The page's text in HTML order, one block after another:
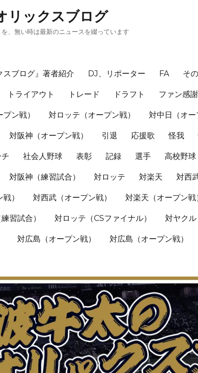
リックスブログ
、無い時は最新のニュースを綴っています
スブログ』著者紹介 DJ、リポーター FA そ
トライアウト トレード ドラフト ファン感
ン戦） 対ロッテ（オープン戦） 対中日（オー
対阪神（オープン戦） 引退 応援歌 怪我
社会人野球 表彰 記録 選手 高校野球
対阪神（練習試合） 対ロッテ 対楽天 対西
） 対西武（オープン戦） 対楽天（オープン戦
習試合） 対ロッテ（CSファイナル） 対ヤクル
対広島（オープン戦） 対広島（オープン戦）